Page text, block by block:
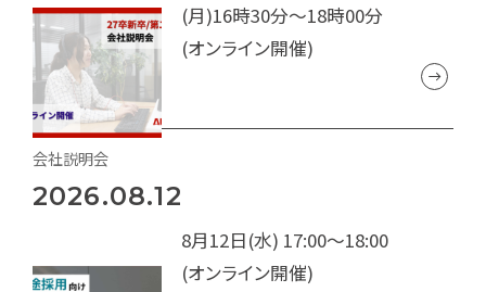
(月)16時30分～18時00分
(オンライン開催)
2026.08.12
8月12日(水) 17:00～18:00
(オンライン開催)
会社説明会